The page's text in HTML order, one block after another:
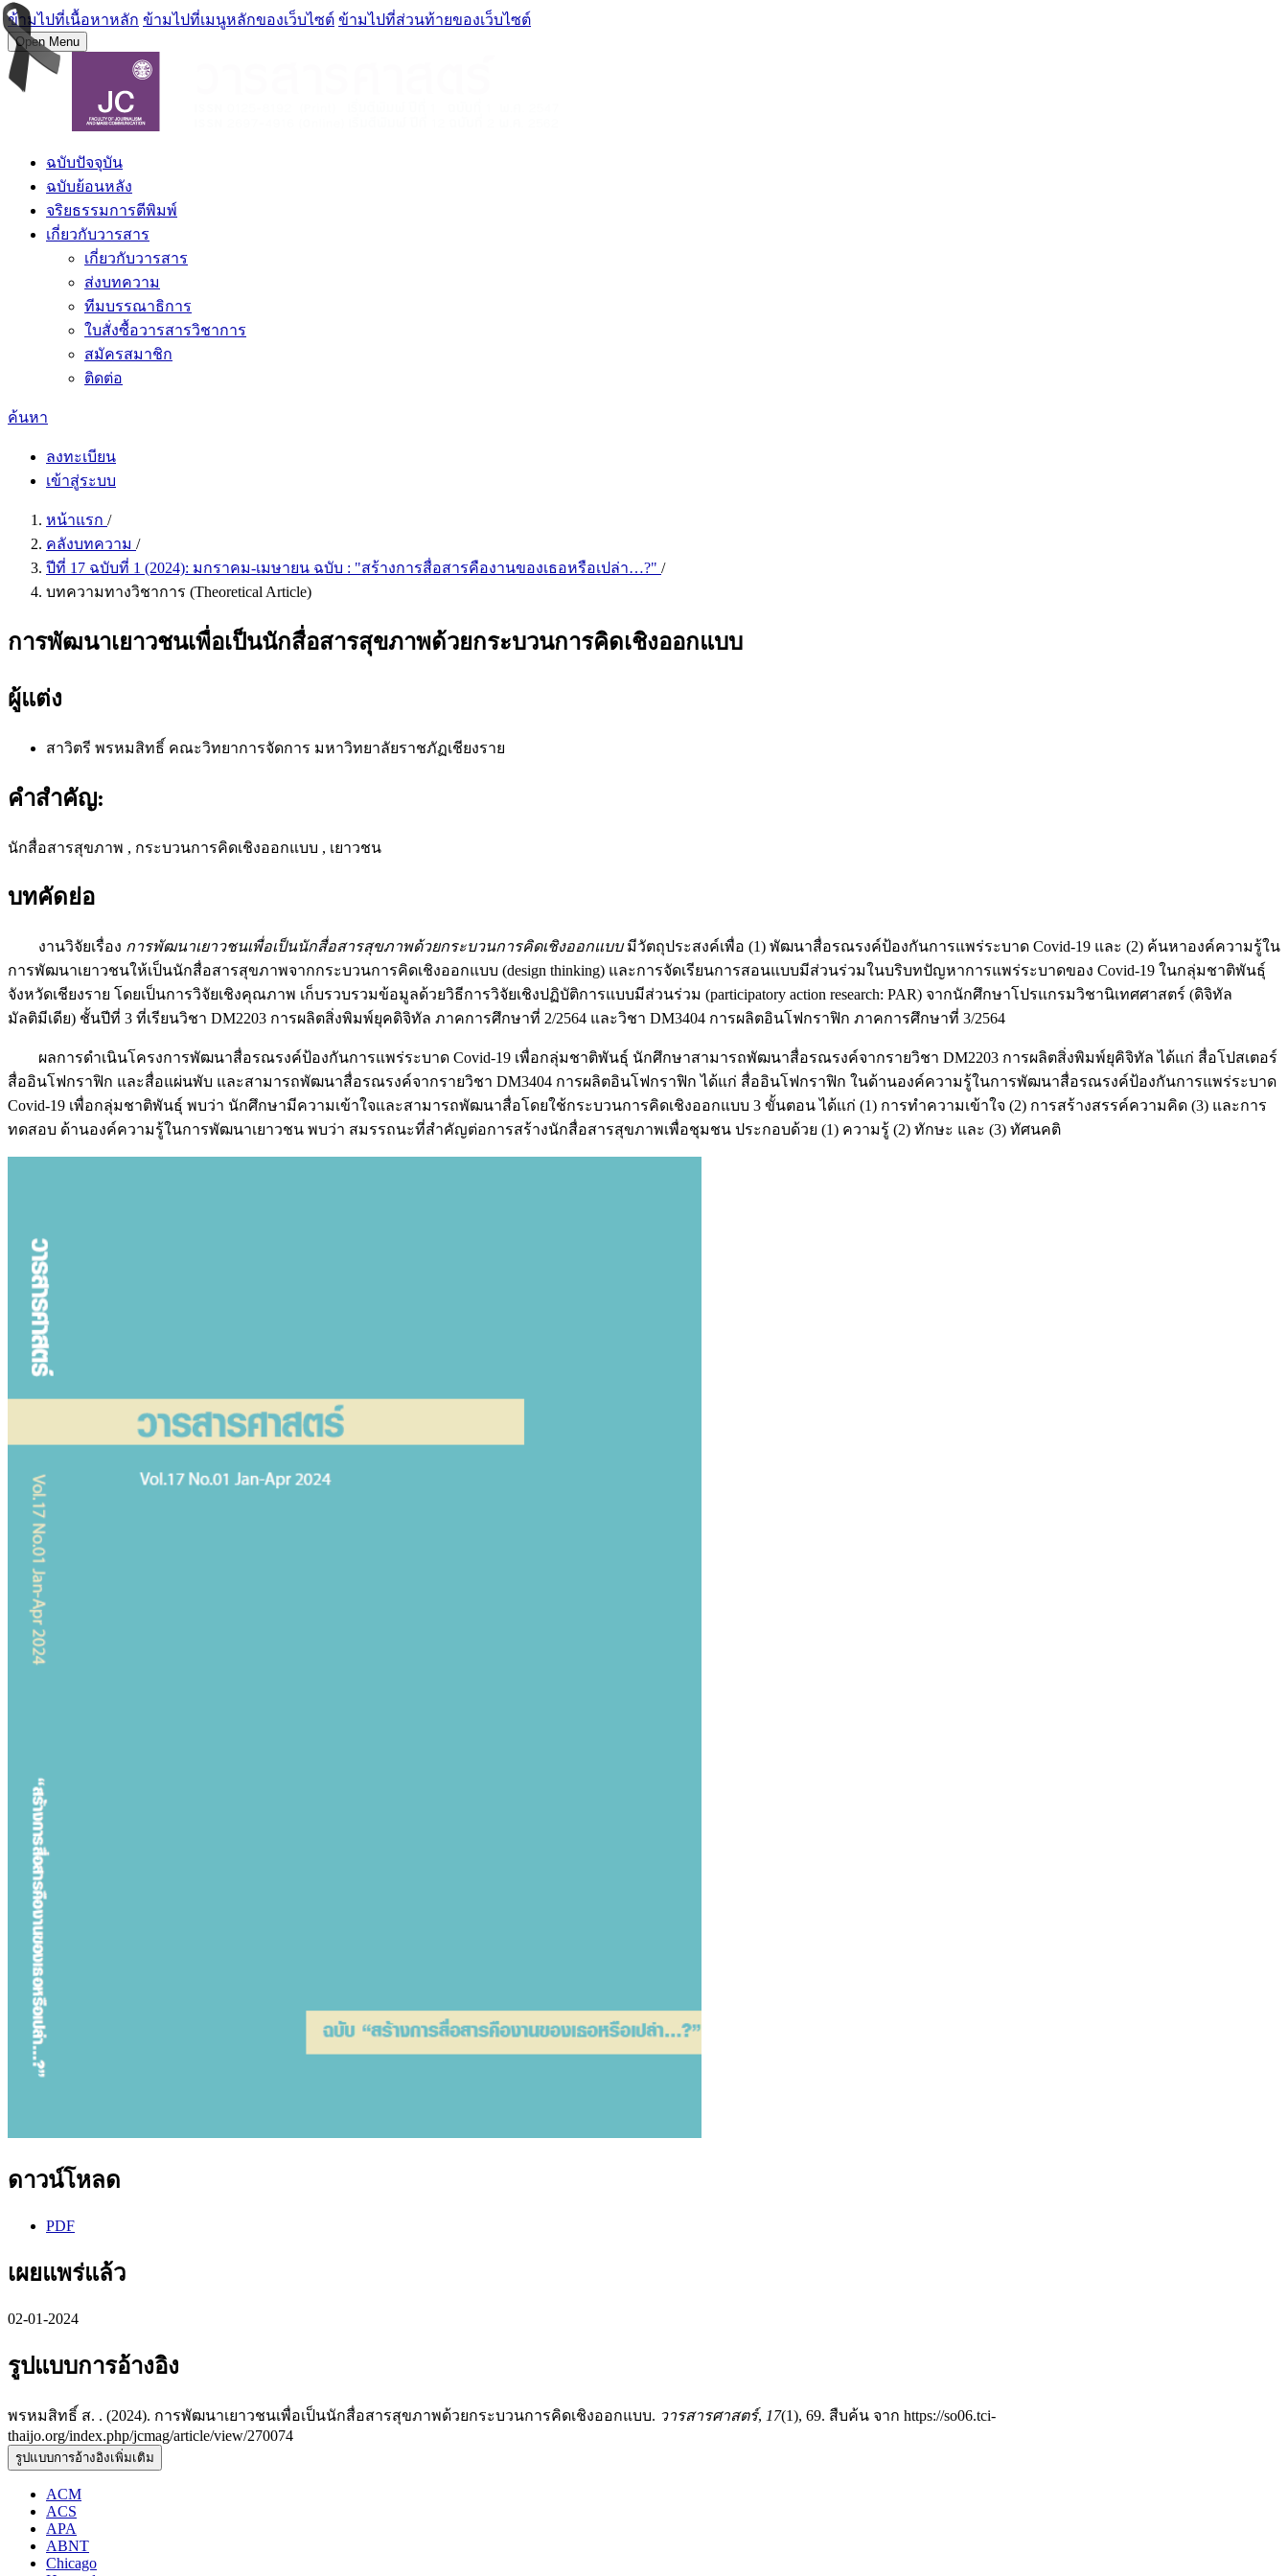
ข้ามไปที่เนื้อหาหลัก ข้ามไปที่เมนูหลักของเว็บไซต์ ข้ามไปที่ส่วนท้ายของเว็บไซต์
Open Menu
ฉบับปัจจุบัน
ฉบับย้อนหลัง
จริยธรรมการตีพิมพ์
เกี่ยวกับวารสาร
เกี่ยวกับวารสาร
ส่งบทความ
ทีมบรรณาธิการ
ใบสั่งซื้อวารสารวิชาการ
สมัครสมาชิก
ติดต่อ
ค้นหา
ลงทะเบียน
เข้าสู่ระบบ
หน้าแรก /
คลังบทความ /
ปีที่ 17 ฉบับที่ 1 (2024): มกราคม-เมษายน ฉบับ : "สร้างการสื่อสารคืองานของเธอหรือเปล่า…?" /
บทความทางวิชาการ (Theoretical Article)
การพัฒนาเยาวชนเพื่อเป็นนักสื่อสารสุขภาพด้วยกระบวนการคิดเชิงออกแบบ
ผู้แต่ง
สาวิตรี พรหมสิทธิ์ คณะวิทยาการจัดการ มหาวิทยาลัยราชภัฏเชียงราย
คำสำคัญ:
นักสื่อสารสุขภาพ , กระบวนการคิดเชิงออกแบบ , เยาวชน
บทคัดย่อ
งานวิจัยเรื่อง การพัฒนาเยาวชนเพื่อเป็นนักสื่อสารสุขภาพด้วยกระบวนการคิดเชิงออกแบบมีวัตถุประสงค์เพื่อ (1) พัฒนาสื่อรณรงค์ป้องกันการแพร่ระบาด Covid-19 และ (2) ค้นหาองค์ความรู้ใน
การพัฒนาเยาวชนให้เป็นนักสื่อสารสุขภาพจากกระบวนการคิดเชิงออกแบบ (design thinking) และการจัดเรียนการสอนแบบมีส่วนร่วมในบริบทปัญหาการแพร่ระบาดของ Covid-19 ในกลุ่มชาติพันธุ์
จังหวัดเชียงราย โดยเป็นการวิจัยเชิงคุณภาพ เก็บรวบรวมข้อมูลด้วยวิธีการวิจัยเชิงปฏิบัติการแบบมีส่วนร่วม (participatory action research: PAR) จากนักศึกษาโปรแกรมวิชานิเทศศาสตร์ (ดิจิทัล
มัลติมีเดีย) ชั้นปีที่ 3 ที่เรียนวิชา DM2203 การผลิตสิ่งพิมพ์ยุคดิจิทัล ภาคการศึกษาที่ 2/2564 และวิชา DM3404 การผลิตอินโฟกราฟิก ภาคการศึกษาที่ 3/2564
ผลการดำเนินโครงการพัฒนาสื่อรณรงค์ป้องกันการแพร่ระบาด Covid-19 เพื่อกลุ่มชาติพันธุ์ นักศึกษาสามารถพัฒนาสื่อรณรงค์จากรายวิชา DM2203 การผลิตสิ่งพิมพ์ยุคิจิทัล ได้แก่ สื่อโปสเตอร์
สื่ออินโฟกราฟิก และสื่อแผ่นพับ และสามารถพัฒนาสื่อรณรงค์จากรายวิชา DM3404 การผลิตอินโฟกราฟิก ได้แก่ สื่ออินโฟกราฟิก ในด้านองค์ความรู้ในการพัฒนาสื่อรณรงค์ป้องกันการแพร่ระบาด
Covid-19 เพื่อกลุ่มชาติพันธุ์ พบว่า นักศึกษามีความเข้าใจและสามารถพัฒนาสื่อโดยใช้กระบวนการคิดเชิงออกแบบ 3 ขั้นตอน ได้แก่ (1) การทำความเข้าใจ (2) การสร้างสรรค์ความคิด (3) และการ
ทดสอบ ด้านองค์ความรู้ในการพัฒนาเยาวชน พบว่า สมรรถนะที่สำคัญต่อการสร้างนักสื่อสารสุขภาพเพื่อชุมชน ประกอบด้วย (1) ความรู้ (2) ทักษะ และ (3) ทัศนคติ
ดาวน์โหลด
PDF
เผยแพร่แล้ว
02-01-2024
รูปแบบการอ้างอิง
พรหมสิทธิ์ ส. . (2024). การพัฒนาเยาวชนเพื่อเป็นนักสื่อสารสุขภาพด้วยกระบวนการคิดเชิงออกแบบ. วารสารศาสตร์, 17(1), 69. สืบค้น จาก https://so06.tci-
thaijo.org/index.php/jcmag/article/view/270074
รูปแบบการอ้างอิงเพิ่มเติม
ACM
ACS
APA
ABNT
Chicago